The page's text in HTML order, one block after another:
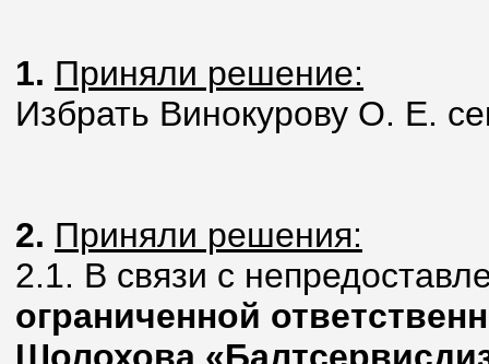
1. Приняли решение:
Избрать Винокурову О. Е.
2. Приняли решения:
2.1. В связи с
ограниченной